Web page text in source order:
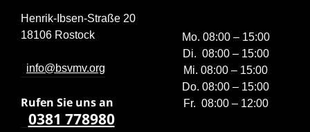
Henrik-Ibsen-Straße 20
18106 Rostock
info@bsvmv.org
Rufen Sie uns an
0381 778980
Mo. 08:00 – 15:00
Di. 08:00 – 15:00
Mi. 08:00 – 15:00
Do. 08:00 – 15:00
Fr. 08:00 – 12:00